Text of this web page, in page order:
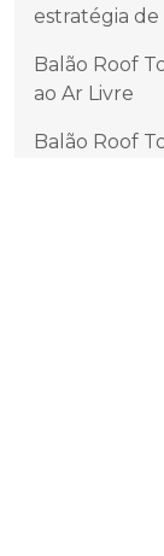
estratégia
Balão Roof
ao Ar Livre
Balão Roof